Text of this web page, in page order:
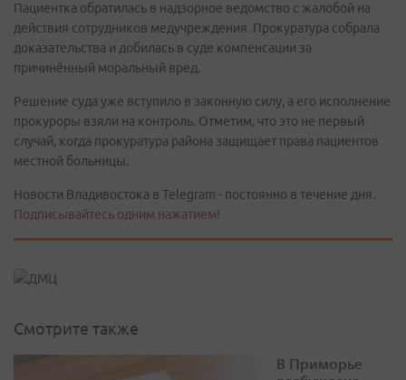
Пациентка обратилась в надзорное ведомство с жалобой на
действия сотрудников медучреждения. Прокуратура собрала
доказательства и добилась в суде компенсации за
причинённый моральный вред.
Решение суда уже вступило в законную силу, а его исполнение
прокуроры взяли на контроль. Отметим, что это не первый
случай, когда прокуратура района защищает права пациентов
местной больницы.
Новости Владивостока в Telegram - постоянно в течение дня.
Подписывайтесь одним нажатием!
Смотрите также
В Приморье